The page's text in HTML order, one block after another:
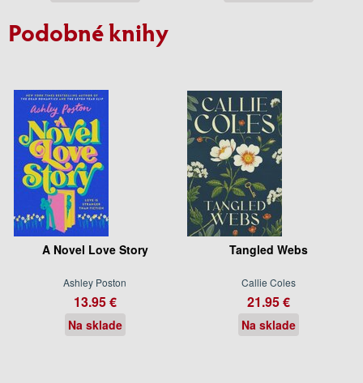
Podobné knihy
A Novel Love Story
Ashley Poston
13.95 €
Na sklade
Tangled Webs
Callie Coles
21.95 €
Na sklade